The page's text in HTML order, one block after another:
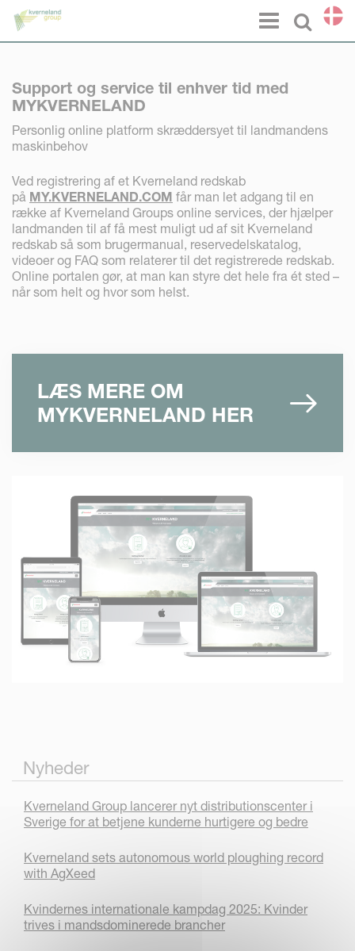
Select
Menu
Support og service til enhver tid med
MYKVERNELAND
Personlig online platform skræddersyet til landmandens
maskinbehov
Ved registrering af et Kverneland redskab
på MY.KVERNELAND.COM får man let adgang til en
række af Kverneland Groups online services, der hjælper
landmanden til af få mest muligt ud af sit Kverneland
redskab så som brugermanual, reservedelskatalog,
videoer og FAQ som relaterer til det registrerede redskab.
Online portalen gør, at man kan styre det hele fra ét sted –
når som helt og hvor som helst.
LÆS MERE OM
MYKVERNELAND HER
Nyheder
Kverneland Group lancerer nyt distributionscenter i
Sverige for at betjene kunderne hurtigere og bedre
Kverneland sets autonomous world ploughing record
with AgXeed
Kvindernes internationale kampdag 2025: Kvinder
trives i mandsdominerede brancher
CCookie-styringspanel